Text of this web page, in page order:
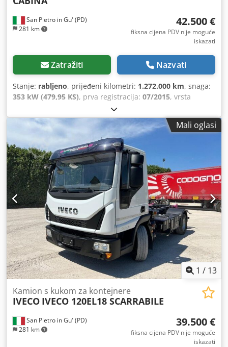
San Pietro in Gu' (PD)
281 km
42.500 €
fiksna cijena PDV nije moguće
iskazati
Zatražiti Nazvati
Stanje: rabljeno, prijeđeni kilometri: 1.272.000 km, snaga:
353 kW (479,95 KS), prva registracija: 07/2015, vrsta
, konfiguracija osovina:
vrsta prijenosa:mehanički, emisijska klasa:Euro 6, Godina
proizvodnje:2015, Mali oglasi
1 / 13
San Pietro in Gu' (PD)
281 km
Kamion s kukom za kontejnere
IVECO IVECO 120EL18 SCARRABILE
39.500 €
fiksna cijena PDV nije moguće
iskazati